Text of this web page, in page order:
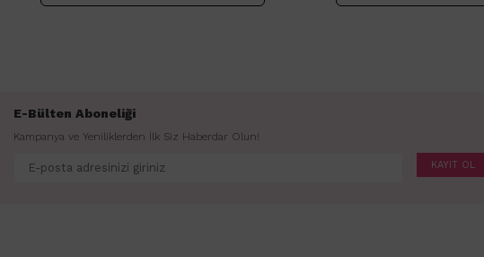
E-Bülten Aboneliği
Kampanya ve Yeniliklerden İlk Siz Haberdar Olun!
KAYIT OL